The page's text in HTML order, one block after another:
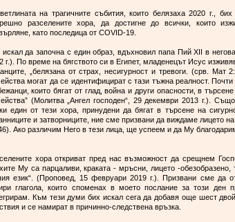
на трагичните събития, които белязаха 2020 г.,
разселените хора, да достигне до всички, които
като последица от COVID-19.
искал да започна с един образ, вдъхновил папа Пий XII в
г.). По време на бягството си в Египет, младенецът Исус
„белязана от страх, несигурност и тревоги. (срв.
могат да се идентифицират с тази тъжна реалност.
които бягат от глад, война и други опасности, в
(Молитва „Ангел господен“, 29 декември 2013 г.).
един от тези хора, принудени да бягат в търсене на
и затворниците, ние сме призвани да виждаме лицето
Ако различим Него в тези лица, ще успеем и да Му
хора откриват пред нас възможност да срещнем
Му са парцаливи, краката - мръсни, лицето -
език“. (Проповед, 15 февруари 2019 г.). Призвани сме да
глагола, които споменах в моето послание за този
Към тези думи бих искал сега да добавя още шест
и се намират в причинно-следствена връзка.